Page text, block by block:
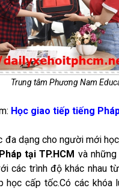
Trung tâm Phương Nam
Học giao tiếp tiếng
đa dạng cho người mới
tại TP.HCM và
các trình độ khác nhau
học cấp tốc.Có các khóa